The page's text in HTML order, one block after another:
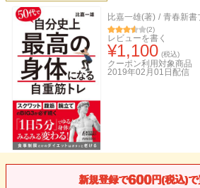
比嘉一雄(著) / 青春新書
(2)
レビューを書く
¥1,100 (税込)
クーポン利用対象商品
2019年02月01日 配信
新規登録で600円(税込)で